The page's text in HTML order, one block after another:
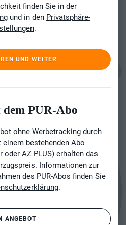
finden Sie in der
und in den Privatsphäre-
.
UND WEITER
PUR-Abo
ohne Werbetracking durch
bestehenden Abo
oder AZ PLUS) erhalten das
Informationen zur
des PUR-Abos finden Sie
.
ANGEBOT